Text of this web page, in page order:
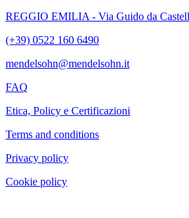
REGGIO EMILIA - Via Guido da
(+39) 0522 160 6490
mendelsohn@mendelsohn.it
FAQ
Etica, Policy e Certificazioni
Terms and conditions
Privacy policy
Cookie policy